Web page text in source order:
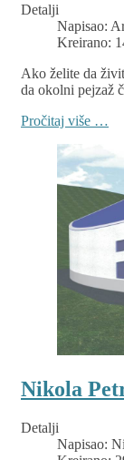
Detalji
Napisao:
Kreirano:
Ako želite da
da okolni pejzaž
Pročitaj više …
Nikola
Detalji
Napisao: